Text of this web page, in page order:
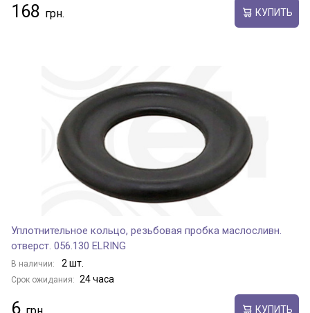
168 КУПИТЬ
Уплотнительное кольцо, резьбовая пробка маслосливн.
отверст. 056.130 ELRING
В наличии: 2 шт.
Срок ожидания: 24 часа
6 КУПИТЬ